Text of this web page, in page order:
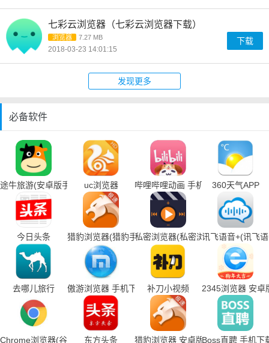
七彩云浏览器（七彩云浏览器下载）
浏览器 7.27 MB
2018-03-23 14:01:15
下载
发现更多
必备软件
途牛旅游(安卓版手机下载)uc浏览器 哔哩哔哩动画 手机下载360天气APP
今日头条 猎豹浏览器(猎豹手机浏览器下载)私密浏览器(私密浏览器手机下载)
讯飞语音+(讯飞
去哪儿旅行 傲游浏览器 手机下载 补刀小视频 2345浏览器 安卓
Chrome浏览器(谷歌浏览器手机下载)
东方头条 猎豹浏览器 安卓版Boss直聘 手机下